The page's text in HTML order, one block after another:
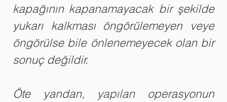
kapağının kapanamayacak bir şekilde
yukarı kalkması öngörülemeyen veye
öngörülse bile önlenemeyecek olan bir
sonuç değildir.
Öte yandan, yapılan operasyonun